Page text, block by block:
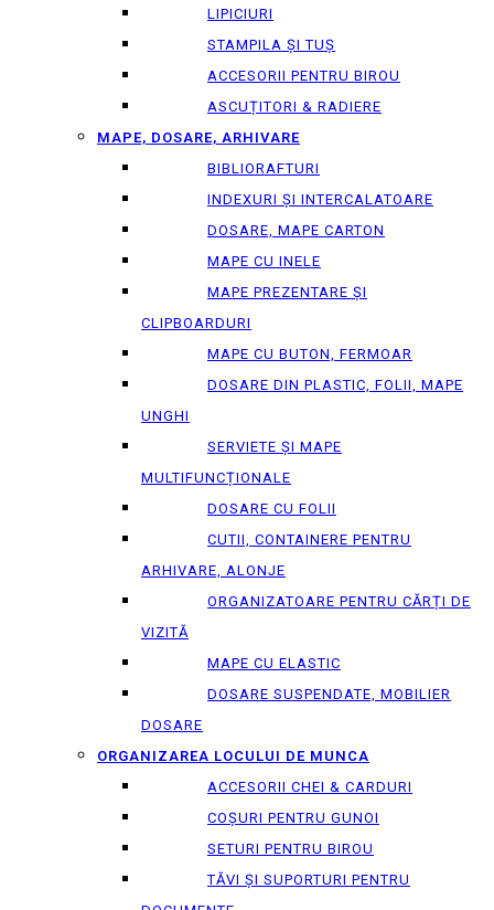
LIPICIURI
STAMPILA ȘI TUȘ
ACCESORII PENTRU BIROU
ASCUȚITORI & RADIERE
MAPE, DOSARE, ARHIVARE
BIBLIORAFTURI
INDEXURI ȘI INTERCALATOARE
DOSARE, MAPE CARTON
MAPE CU INELE
MAPE PREZENTARE ȘI
CLIPBOARDURI
MAPE CU BUTON, FERMOAR
DOSARE DIN PLASTIC, FOLII, MAPE
UNGHI
SERVIETE ȘI MAPE
MULTIFUNCȚIONALE
DOSARE CU FOLII
CUTII, CONTAINERE PENTRU
ARHIVARE, ALONJE
ORGANIZATOARE PENTRU CĂRȚI DE
VIZITĂ
MAPE CU ELASTIC
DOSARE SUSPENDATE, MOBILIER
DOSARE
ORGANIZAREA LOCULUI DE MUNCA
ACCESORII CHEI & СARDURI
COȘURI PENTRU GUNOI
SETURI PENTRU BIROU
TĂVI ȘI SUPORTURI PENTRU